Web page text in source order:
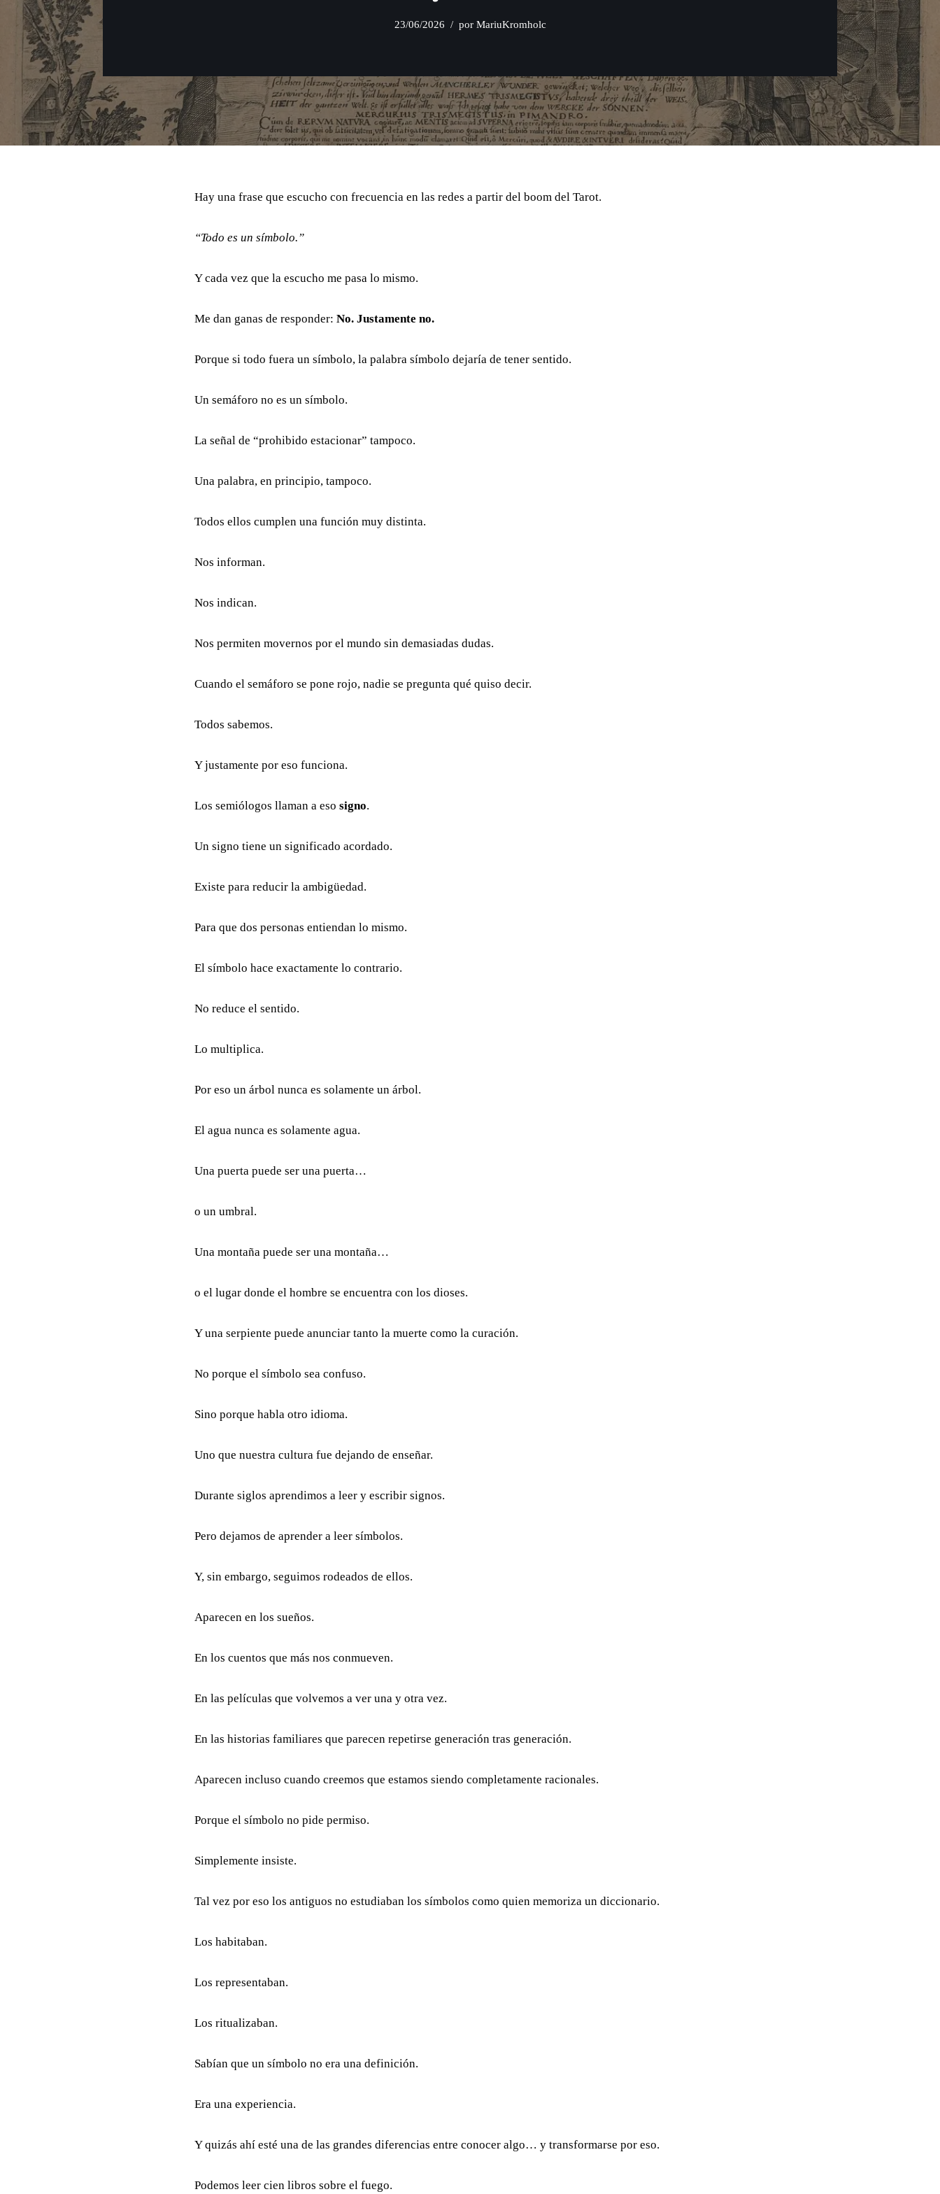
23/06/2026 por MariuKromholc
Hay una frase que escucho con frecuencia en las redes a partir del boom del Tarot.
“Todo es un símbolo.”
Y cada vez que la escucho me pasa lo mismo.
Me dan ganas de responder: No. Justamente no.
Porque si todo fuera un símbolo, la palabra símbolo dejaría de tener sentido.
Un semáforo no es un símbolo.
La señal de “prohibido estacionar” tampoco.
Una palabra, en principio, tampoco.
Todos ellos cumplen una función muy distinta.
Nos informan.
Nos indican.
Nos permiten movernos por el mundo sin demasiadas dudas.
Cuando el semáforo se pone rojo, nadie se pregunta qué quiso decir.
Todos sabemos.
Y justamente por eso funciona.
Los semiólogos llaman a eso signo.
Un signo tiene un significado acordado.
Existe para reducir la ambigüedad.
Para que dos personas entiendan lo mismo.
El símbolo hace exactamente lo contrario.
No reduce el sentido.
Lo multiplica.
Por eso un árbol nunca es solamente un árbol.
El agua nunca es solamente agua.
Una puerta puede ser una puerta…
o un umbral.
Una montaña puede ser una montaña…
o el lugar donde el hombre se encuentra con los dioses.
Y una serpiente puede anunciar tanto la muerte como la curación.
No porque el símbolo sea confuso.
Sino porque habla otro idioma.
Uno que nuestra cultura fue dejando de enseñar.
Durante siglos aprendimos a leer y escribir signos.
Pero dejamos de aprender a leer símbolos.
Y, sin embargo, seguimos rodeados de ellos.
Aparecen en los sueños.
En los cuentos que más nos conmueven.
En las películas que volvemos a ver una y otra vez.
En las historias familiares que parecen repetirse generación tras generación.
Aparecen incluso cuando creemos que estamos siendo completamente racionales.
Porque el símbolo no pide permiso.
Simplemente insiste.
Tal vez por eso los antiguos no estudiaban los símbolos como quien memoriza un diccionario.
Los habitaban.
Los representaban.
Los ritualizaban.
Sabían que un símbolo no era una definición.
Era una experiencia.
Y quizás ahí esté una de las grandes diferencias entre conocer algo… y transformarse por eso.
Podemos leer cien libros sobre el fuego.